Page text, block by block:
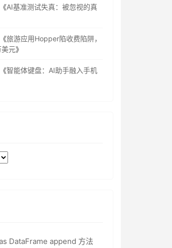
AI基准测试失真：被忽视的真
旅游应用Hopper陷收费陷阱，
元》
智能体键盘：AI助手融入手机
DataFrame append 方法